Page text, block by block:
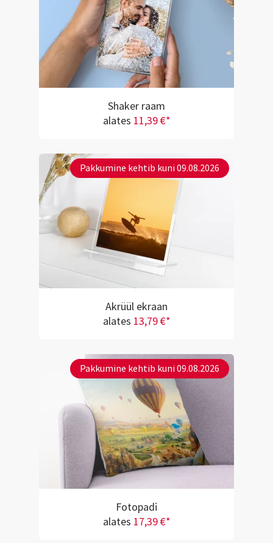
Shaker raam
alates 11,39 €*
Pakkumine kehtib kuni 09.08.2026
Akrüül ekraan
alates 13,79 €*
Pakkumine kehtib kuni 09.08.2026
Fotopadi
alates 17,39 €*